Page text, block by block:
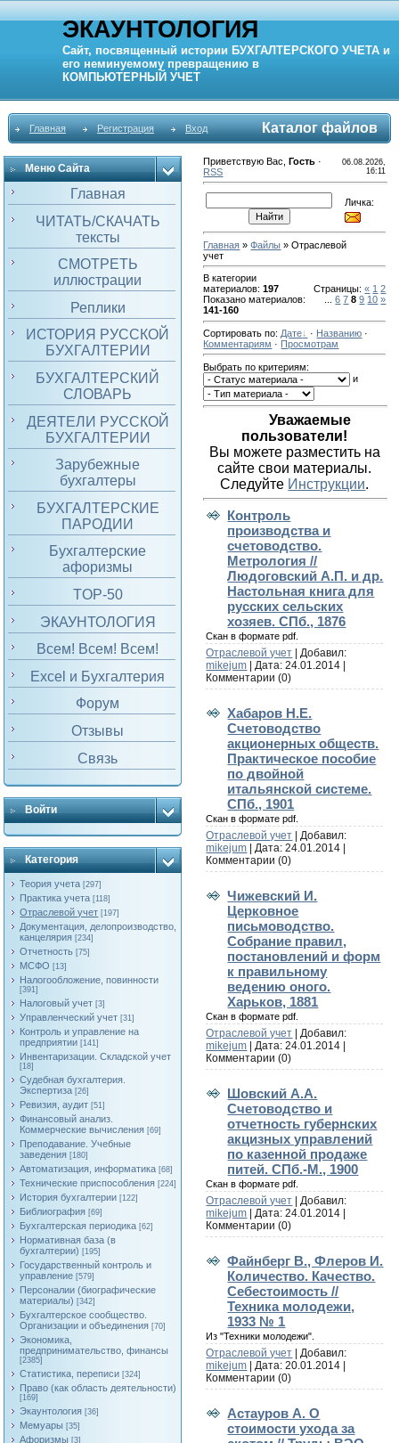
ЭКАУНТОЛОГИЯ
Сайт, посвященный истории БУХГАЛТЕРСКОГО УЧЕТА и
его неминуемому превращению в
КОМПЬЮТЕРНЫЙ УЧЕТ
Главная Регистрация Вход Каталог файлов
Меню Сайта
Главная
ЧИТАТЬ/СКАЧАТЬ
тексты
СМОТРЕТЬ
иллюстрации
Реплики
ИСТОРИЯ РУССКОЙ
БУХГАЛТЕРИИ
БУХГАЛТЕРСКИЙ
СЛОВАРЬ
ДЕЯТЕЛИ РУССКОЙ
БУХГАЛТЕРИИ
Зарубежные
бухгалтеры
БУХГАЛТЕРСКИЕ
ПАРОДИИ
Бухгалтерские
афоризмы
TOP-50
ЭКАУНТОЛОГИЯ
Всем! Всем! Всем!
Excel и Бухгалтерия
Форум
Отзывы
Связь
Войти
Категория
Теория учета [297]
Практика учета [118]
Отраслевой учет [197]
Документация, делопроизводство,
канцелярия [234]
Отчетность [75]
МСФО [13]
Налогообложение, повинности
[391]
Налоговый учет [3]
Управленческий учет [31]
Контроль и управление на
предприятии [141]
Инвентаризации. Складской учет
[18]
Судебная бухгалтерия.
Экспертиза [26]
Ревизия, аудит [51]
Финансовый анализ.
Коммерческие вычисления [69]
Преподавание. Учебные
заведения [180]
Автоматизация, информатика [68]
Технические приспособления [224]
История бухгалтерии [122]
Библиография [69]
Бухгалтерская периодика [62]
Нормативная база (в
бухгалтерии) [195]
Государственный контроль и
управление [579]
Персоналии (биографические
материалы) [342]
Бухгалтерское сообщество.
Организации и объединения [70]
Экономика,
предпринимательство, финансы
[2385]
Статистика, переписи [324]
Право (как область деятельности)
[169]
Экаунтология [36]
Мемуары [35]
Афоризмы [3]
Приветствую Вас ,Гость ·
RSS
06.08.2026,
16:11
Личка:
Главная »Файлы » Отраслевой
учет
В категории
материалов:197
Показано материалов:
141-160
Страницы:« 1 2
6 7 8 9 10 »
Сортировать по: Дате · Названию ·
Комментариям · Просмотрам
Выбрать по критериям:
и
Уважаемые
пользователи!
Вы можете разместить на
сайте свои материалы.
Следуйте Инструкции.
Контроль
производства и
счетоводство.
Метрология //
Людоговский А.П. и др.
Настольная книга для
русских сельских
хозяев. СПб., 1876
Скан в формате pdf.
Отраслевой учет | Добавил:
mikejum | Дата:24.01.2014
Комментарии (0)
Хабаров Н.Е.
Счетоводство
акционерных обществ.
Практическое пособие
по двойной
итальянской системе.
СПб., 1901
Скан в формате pdf.
Отраслевой учет | Добавил:
mikejum | Дата:24.01.2014
Комментарии (0)
Чижевский И.
Церковное
письмоводство.
Собрание правил,
постановлений и форм
к правильному
ведению оного.
Харьков, 1881
Скан в формате pdf.
Отраслевой учет | Добавил:
mikejum | Дата:24.01.2014
Комментарии (0)
Шовский А.А.
Счетоводство и
отчетность губернских
акцизных управлений
по казенной продаже
питей. СПб.-М., 1900
Скан в формате pdf.
Отраслевой учет | Добавил:
mikejum | Дата:24.01.2014
Комментарии (0)
Файнберг В., Флеров И.
Количество. Качество.
Себестоимость //
Техника молодежи,
1933 № 1
Из "Техники молодежи".
Отраслевой учет | Добавил:
mikejum | Дата:20.01.2014
Комментарии (0)
Астауров А. О
стоимости ухода за